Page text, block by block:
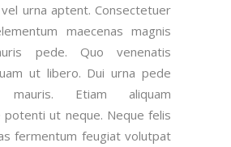
urna aptent. Consectetuer
maecenas magnis
pede. Quo venenatis
ut libero. Dui urna pede
Etiam aliquam
potenti ut neque. Neque felis
fermentum feugiat volutpat